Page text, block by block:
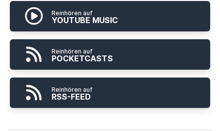
Reinhören auf
YOUTUBE MUSIC
Reinhören auf
POCKETCASTS
Reinhören auf
RSS-FEED